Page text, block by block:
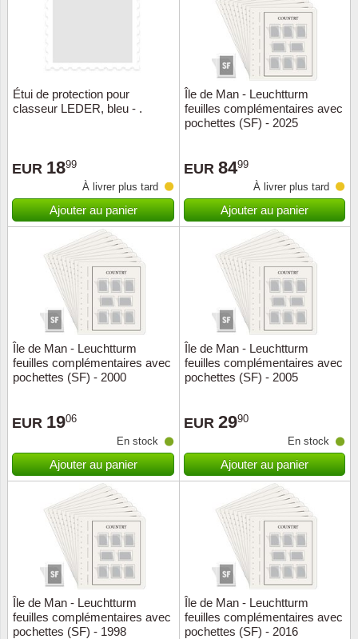
Étui de protection pour
classeur LEDER, bleu - .
EUR 1899
À livrer plus tard
Ajouter au panier
Île de Man - Leuchtturm
feuilles complémentaires avec
pochettes (SF) - 2025
EUR 8499
À livrer plus tard
Ajouter au panier
Île de Man - Leuchtturm
feuilles complémentaires avec
pochettes (SF) - 2000
EUR 1906
En stock
Ajouter au panier
Île de Man - Leuchtturm
feuilles complémentaires avec
pochettes (SF) - 2005
EUR 2990
En stock
Ajouter au panier
Île de Man - Leuchtturm
feuilles complémentaires avec
pochettes (SF) - 1998
Île de Man - Leuchtturm
feuilles complémentaires avec
pochettes (SF) - 2016